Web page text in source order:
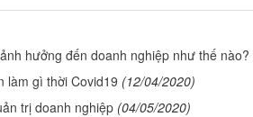
hưởng đến doanh nghiệp như thế nào?
làm gì thời Covid19 (12/04/2020)
trị doanh nghiệp (04/05/2020)